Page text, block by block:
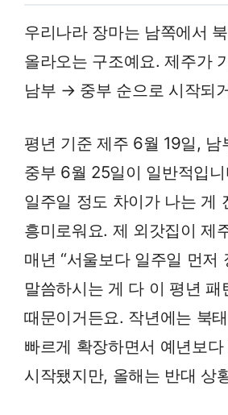
우리나라 장마는 남쪽에서
올라오는 구조예요. 제주가
남부 → 중부 순으로 시작되
평년 기준 제주 6월 19일,
중부 6월 25일이 일반적입
일주일 정도 차이가 나는 게
흥미로워요. 제 외갓집이 제
매년 “서울보다 일주일 먼저
말씀하시는 게 다 이 평년 패
때문이거든요. 작년에는 북
빠르게 확장하면서 예년보다
시작됐지만, 올해는 반대 상